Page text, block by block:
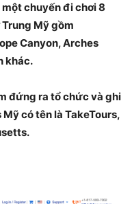
chuyến đi chơi 8
Mỹ gồm
Canyon, Arches
khác.
đứng ra tổ chức và ghi
có tên là TakeTours,